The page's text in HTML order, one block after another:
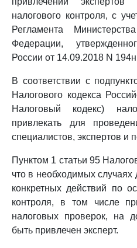
налогового контроля, с
Регламента
Федерации,
России от 14.09.2018 N
В соответствии с
Налогового кодекса
Налоговый кодекс)
привлекать для
специалистов, экспертов и
Пунктом 1 статьи 95
что в необходимых случаях
конкретных действий по
контроля, в том числе
налоговых проверок, на
быть привлечен эксперт.